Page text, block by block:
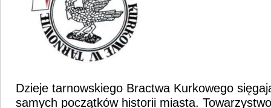
Dzieje tarnowskiego Bractwa Kurkowego
samych początków historii miasta.